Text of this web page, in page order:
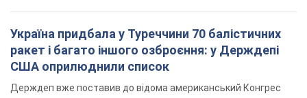
Україна придбала у Туреччини 70 балістичних
ракет і багато іншого озброєння: у Держдепі
США оприлюднили список
Держдеп вже поставив до відома американський Конгрес